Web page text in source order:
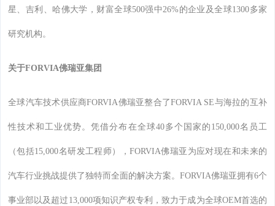
星、吉利、哈佛大学，财富全球500强中26%的企业及全球1300多家
研究机构。
关于FORVIA佛瑞亚集团
全球汽车技术供应商FORVIA佛瑞亚整合了FORVIA SE与海拉的互补
性技术和工业优势。凭借分布在全球40多个国家的150,000名员工
（包括15,000名研发工程师），FORVIA佛瑞亚为应对现在和未来的
汽车行业挑战提供了独特而全面的解决方案。FORVIA佛瑞亚拥有6个
事业部以及超过13,000项知识产权专利，致力于成为全球OEM首选的